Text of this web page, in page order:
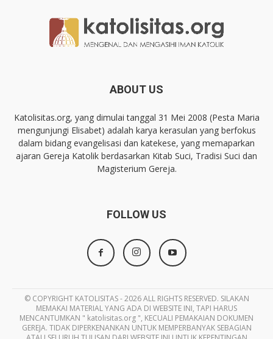
ABOUT US
Katolisitas.org, yang dimulai tanggal 31 Mei 2008 (Pesta Maria
mengunjungi Elisabet) adalah karya kerasulan yang berfokus
dalam bidang evangelisasi dan katekese, yang memaparkan
ajaran Gereja Katolik berdasarkan Kitab Suci, Tradisi Suci dan
Magisterium Gereja.
FOLLOW US
© COPYRIGHT KATOLISITAS - 2026 ALL RIGHTS RESERVED. SILAKAN
MEMAKAI MATERIAL YANG ADA DI WEBSITE INI, TAPI HARUS
MENCANTUMKAN " katolisitas.org ", KECUALI PEMAKAIAN DOKUMEN
GEREJA. TIDAK DIPERKENANKAN UNTUK MEMPERBANYAK SEBAGIAN